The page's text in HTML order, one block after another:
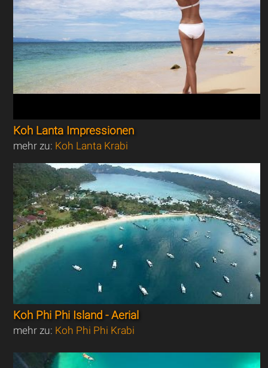
Koh Lanta Impressionen
mehr zu: Koh Lanta Krabi
Koh Phi Phi Island - Aerial
mehr zu: Koh Phi Phi Krabi